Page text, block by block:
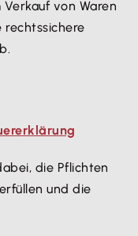
von Waren
rechtssichere
die Pflichten
und die